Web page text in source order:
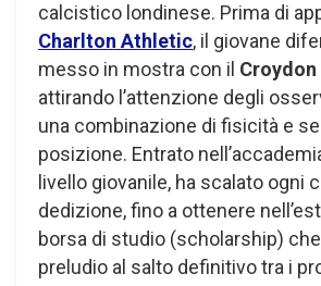
calcistico londinese. Prima di
Charlton Athletic, il giovane
messo in mostra con il
attirando l’attenzione degli
una combinazione di fisicità e
posizione. Entrato
livello giovanile, ha scalato ogni
dedizione, fino a ottenere
borsa di studio (scholarship)
preludio al salto definitivo tra i